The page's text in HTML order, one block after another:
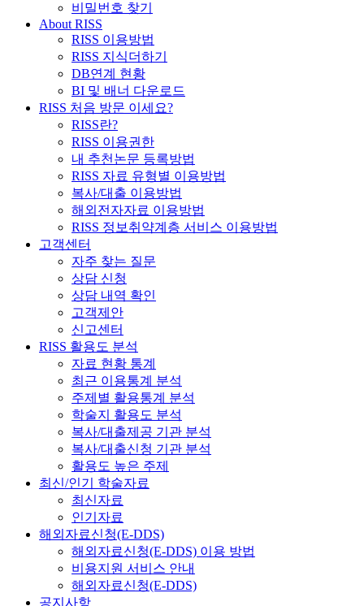
비밀번호 찾기
About RISS
RISS 이용방법
RISS 지식더하기
DB연계 현황
BI 및 배너 다운로드
RISS 처음 방문 이세요?
RISS란?
RISS 이용권한
내 추천논문 등록방법
RISS 자료 유형별 이용방법
복사/대출 이용방법
해외전자자료 이용방법
RISS 정보취약계층 서비스 이용방법
고객센터
자주 찾는 질문
상담 신청
상담 내역 확인
고객제안
신고센터
RISS 활용도 분석
자료 현황 통계
최근 이용통계 분석
주제별 활용통계 분석
학술지 활용도 분석
복사/대출제공 기관 분석
복사/대출신청 기관 분석
활용도 높은 주제
최신/인기 학술자료
최신자료
인기자료
해외자료신청(E-DDS)
해외자료신청(E-DDS) 이용 방법
비용지원 서비스 안내
해외자료신청(E-DDS)
공지사항